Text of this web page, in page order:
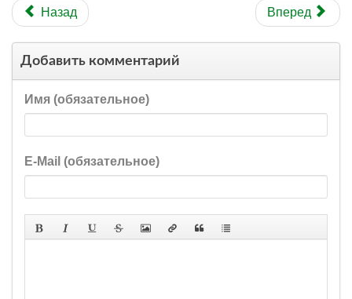
Назад Вперед
Добавить комментарий
Имя (обязательное)
E-Mail (обязательное)